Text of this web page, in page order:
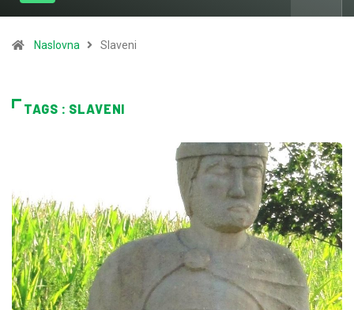
Naslovna Slaveni
TAGS : SLAVENI